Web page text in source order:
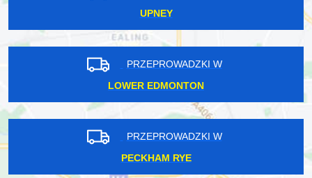
UPNEY
PRZEPROWADZKI W
LOWER EDMONTON
PRZEPROWADZKI W
PECKHAM RYE